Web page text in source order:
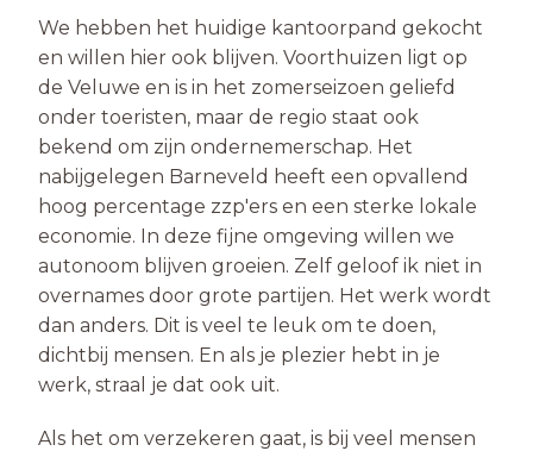
We hebben het huidige kantoorpand gekocht
en willen hier ook blijven. Voorthuizen ligt op
de Veluwe en is in het zomerseizoen geliefd
onder toeristen, maar de regio staat ook
bekend om zijn ondernemerschap. Het
nabijgelegen Barneveld heeft een opvallend
hoog percentage zzp'ers en een sterke lokale
economie. In deze fijne omgeving willen we
autonoom blijven groei­en. Zelf geloof ik niet in
overnames door grote partij­en. Het werk wordt
dan anders. Dit is veel te leuk om te doen,
dichtbij mensen. En als je plezier hebt in je
werk, straal je dat ook uit.
Als het om verzekeren gaat, is bij veel mensen